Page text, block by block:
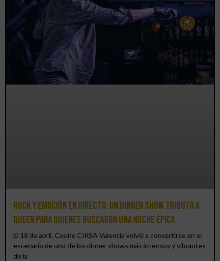
Rock y emoción en directo: un Dinner Show Tributo a
Queen para quienes buscaron una noche épica
El 18 de abril, Casino CIRSA Valencia volvió a convertirse en el
escenario de uno de los dinner shows más intensos y vibrantes
de la